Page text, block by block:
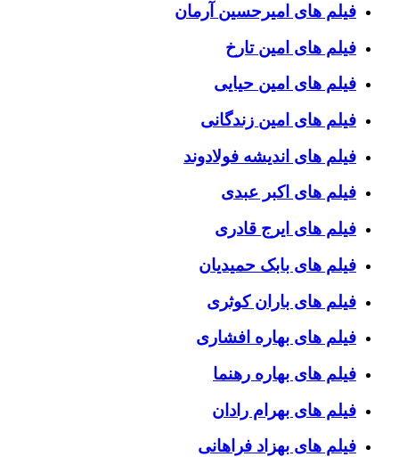
فیلم های امیرحسین آرمان
فیلم های امین تارخ
فیلم های امین حیایی
فیلم های امین زندگانی
فیلم های اندیشه فولادوند
فیلم های اکبر عبدی
فیلم های ایرج قادری
فیلم های بابک حمیدیان
فیلم های باران کوثری
فیلم های بهاره افشاری
فیلم های بهاره رهنما
فیلم های بهرام رادان
فیلم های بهزاد فراهانی